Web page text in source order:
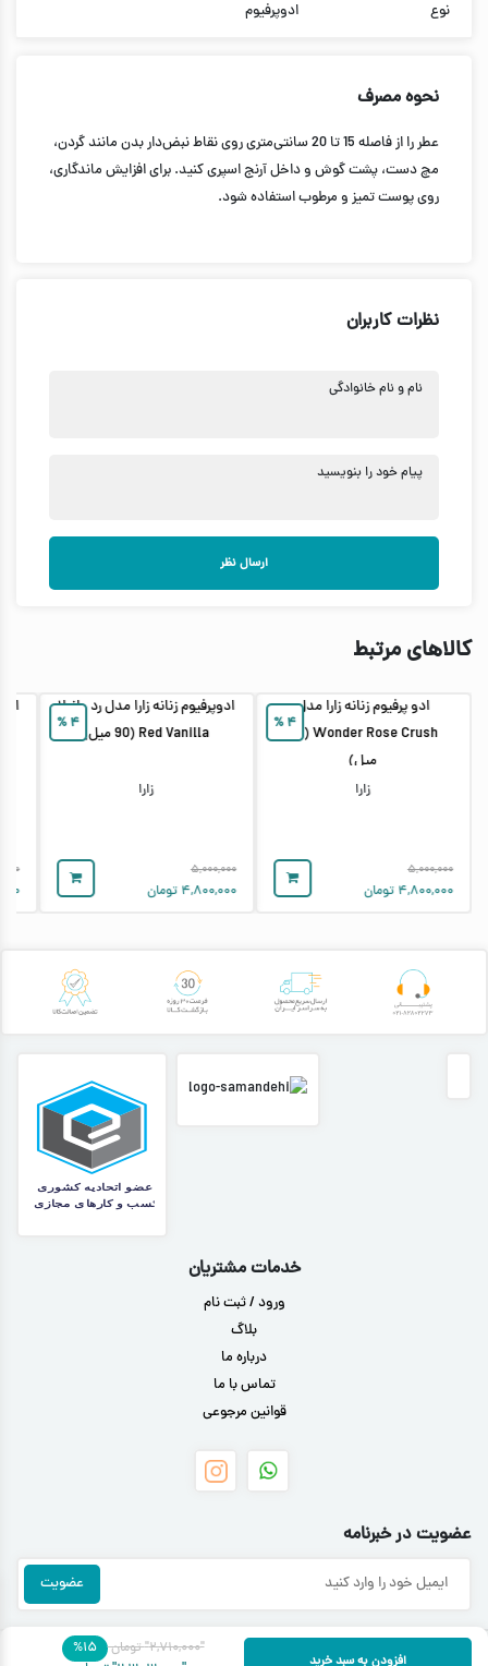
نوع ادوپرفیوم
نحوه مصرف
عطر را از فاصله 15 تا 20 سانتی‌متری روی نقاط نبض‌دار بدن مانند گردن،
مچ دست، پشت گوش و داخل آرنج اسپری کنید. برای افزایش ماندگاری،
روی پوست تمیز و مرطوب استفاده شود.
نظرات کاربران
نام و نام خانوادگی
پیام خود را بنویسید
ارسال نظر
کالاهای مرتبط
۴ %
ادو پرفیوم زنانه زارا مدل
Wonder Rose Crush (90
میل)
زارا
۵,۰۰۰,۰۰۰
۴,۸۰۰,۰۰۰ تومان
۴ %
ادوپرفیوم زنانه زارا مدل رد وانیلا
Red Vanilla (90 میل)
زارا
۵,۰۰۰,۰۰۰
۴,۸۰۰,۰۰۰ تومان
افزودن به سبد خرید
"۲,۷۱۰,۰۰۰" تومان ۱۵%
خدمات مشتریان
ورود / ثبت نام
بلاگ
درباره ما
تماس با ما
قوانین مرجوعی
عضویت در خبرنامه
تمامی حقوق مادی و معنوی این سایت متعلق به فروشگاه اینترنتی سرمه می باشد